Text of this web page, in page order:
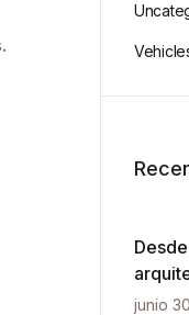
junio